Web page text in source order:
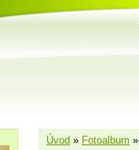
Úvod » Fotoalbum »